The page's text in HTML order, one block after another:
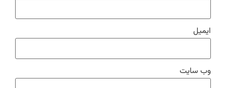
ایمیل
وب‌ سایت